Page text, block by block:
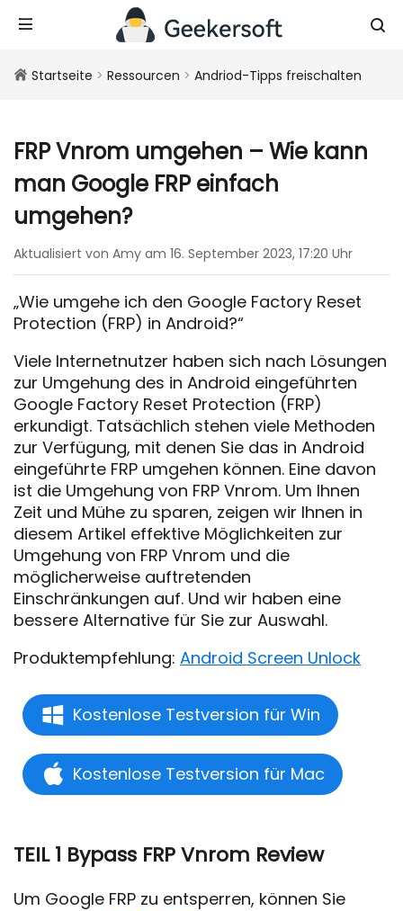
Startseite > Ressourcen > Andriod-Tipps freischalten
FRP Vnrom umgehen – Wie kann
man Google FRP einfach
umgehen?
Aktualisiert von Amy am 16. September 2023, 17:20 Uhr
„Wie umgehe ich den Google Factory Reset
Protection (FRP) in Android?“
Viele Internetnutzer haben sich nach Lösungen
zur Umgehung des in Android eingeführten
Google Factory Reset Protection (FRP)
erkundigt. Tatsächlich stehen viele Methoden
zur Verfügung, mit denen Sie das in Android
eingeführte FRP umgehen können. Eine davon
ist die Umgehung von FRP Vnrom. Um Ihnen
Zeit und Mühe zu sparen, zeigen wir Ihnen in
diesem Artikel effektive Möglichkeiten zur
Umgehung von FRP Vnrom und die
möglicherweise auftretenden
Einschränkungen auf. Und wir haben eine
bessere Alternative für Sie zur Auswahl.
Produktempfehlung: Android Screen Unlock
Kostenlose Testversion für Win
Kostenlose Testversion für Mac
TEIL 1 Bypass FRP Vnrom Review
Um Google FRP zu entsperren, können Sie